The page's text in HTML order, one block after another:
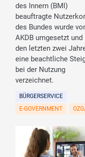
des Innern (BMI)
beauftragte
des Bundes wurde
AKDB umgesetzt und
den letzten zwei
eine beachtliche
bei der Nutzung
verzeichnet.
BÜRGERSERVICE
E-GOVERNMENT